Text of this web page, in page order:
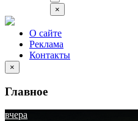
×
О сайте
Реклама
Контакты
×
Главное
вчера